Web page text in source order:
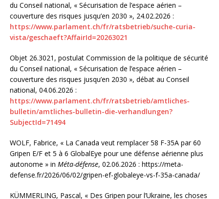
du Conseil national, « Sécurisation de l’espace aérien –
couverture des risques jusqu’en 2030 », 24.02.2026 :
https://www.parlament.ch/fr/ratsbetrieb/suche-curia-
vista/geschaeft?AffairId=20263021
Objet 26.3021, postulat Commission de la politique de sécurité
du Conseil national, « Sécurisation de l’espace aérien –
couverture des risques jusqu’en 2030 », débat au Conseil
national, 04.06.2026 :
https://www.parlament.ch/fr/ratsbetrieb/amtliches-
bulletin/amtliches-bulletin-die-verhandlungen?
SubjectId=71494
WOLF, Fabrice, « La Canada veut remplacer 58 F-35A par 60
Gripen E/F et 5 à 6 GlobalEye pour une défense aérienne plus
autonome » in Méta-défense, 02.06.2026 : https://meta-
defense.fr/2026/06/02/gripen-ef-globaleye-vs-f-35a-canada/
KÜMMERLING, Pascal, « Des Gripen pour l’Ukraine, les choses